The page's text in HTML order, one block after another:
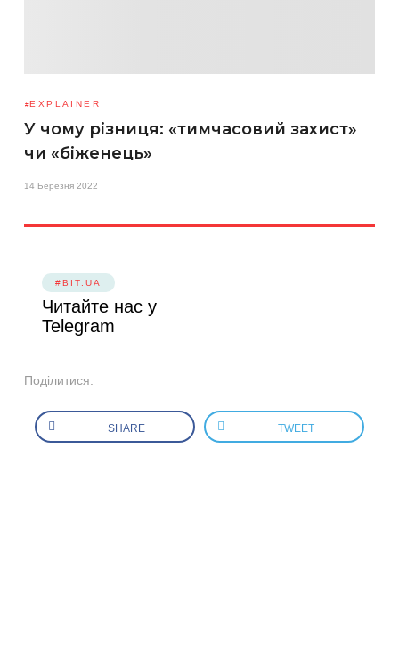
EXPLAINER
У чому різниця: «тимчасовий захист»
чи «біженець»
14 Березня 2022
#BIT.UA
Читайте нас у
Telegram
Поділитися:
SHARE TWEET